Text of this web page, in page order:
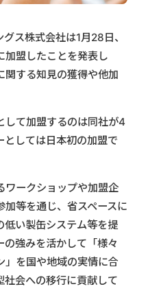
ス株式会社は1月28日、
加盟したことを発表し
関する知見の獲得や他加
して加盟するのは同社が4
しては日本初の加盟で
ワークショップや加盟企
等を通じ、省スペースに
低い製缶システム等を提
強みを活かして「様々
」を国や地域の実情に合
社会への移行に貢献して